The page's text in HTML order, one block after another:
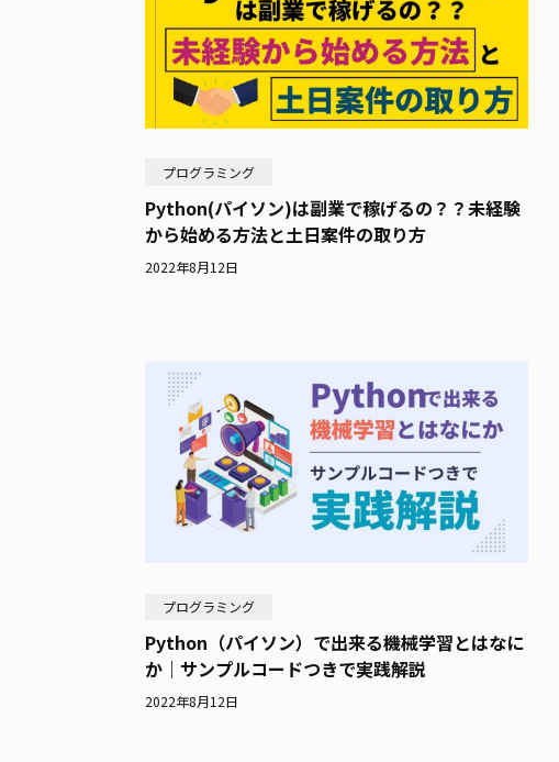
プログラミング
Python(パイソン)は副業で稼げるの？？未経験
から始める方法と土日案件の取り方
2022年8月12日
プログラミング
Python（パイソン）で出来る機械学習とはなに
か｜サンプルコードつきで実践解説
2022年8月12日